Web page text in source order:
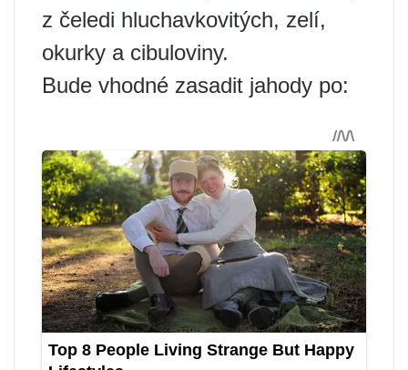
z čeledi hluchavkovitých, zelí,
okurky a cibuloviny.
Bude vhodné zasadit jahody po: